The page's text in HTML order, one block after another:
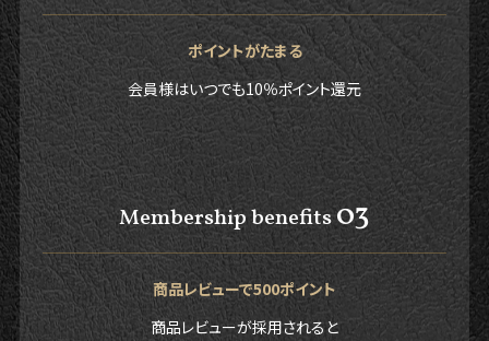
ポイントがたまる
会員様はいつでも10％ポイント還元
Membership benefits03
商品レビューで500ポイント
商品レビューが採用されると